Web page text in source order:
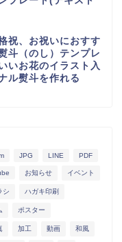
祝、お祝いにおすす
斗（のし）テンプレ
いお花のイラスト入
ル熨斗を作れる
JPG LINE PDF
お知らせ イベント
シ ハガキ印刷
ポスター
加工 動画 和風